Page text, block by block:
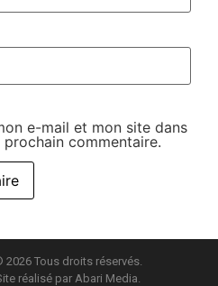
e-mail et mon site dans
commentaire.
Tous droits réservés.
réalisé par Abari Media.